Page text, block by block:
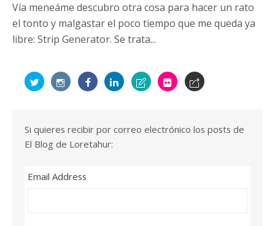
Vía meneáme descubro otra cosa para hacer un rato
el tonto y malgastar el poco tiempo que me queda ya
libre: Strip Generator. Se trata...
Si quieres recibir por correo electrónico los posts de
El Blog de Loretahur:
Email Address